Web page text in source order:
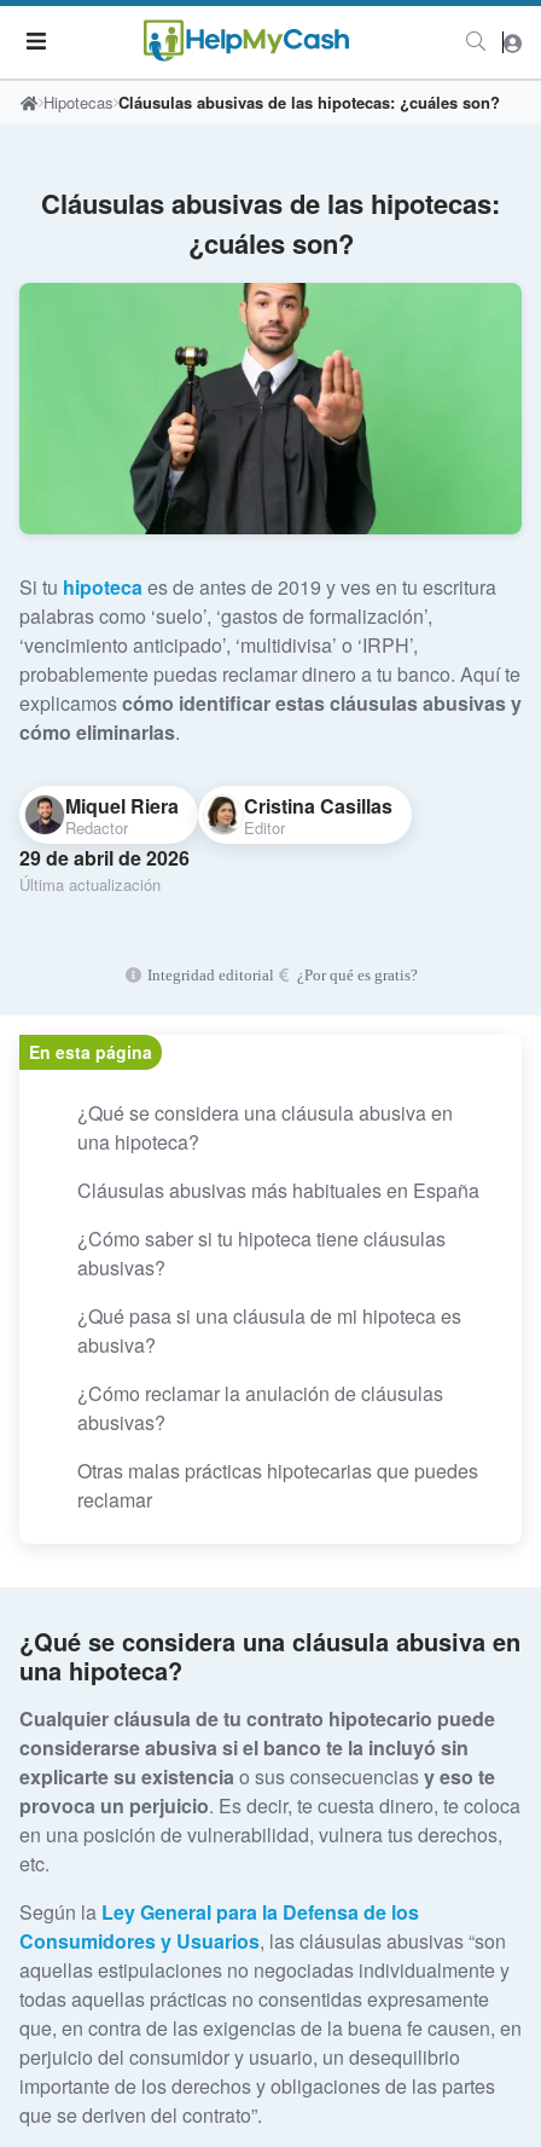
Hipotecas Cláusulas abusivas de las hipotecas: ¿cuáles son?
Cláusulas abusivas de las hipotecas:
¿cuáles son?
Si tu hipotecaes de antes de 2019 y ves en tu escritura
palabras como ‘suelo’, ‘gastos de formalización’,
‘vencimiento anticipado’, ‘multidivisa’ o ‘IRPH’,
probablemente puedas reclamar dinero a tu banco. Aquí te
explicamoscómo identificar estas cláusulas abusivas y
cómo eliminarlas.
Miquel Riera
Redactor
Cristina Casillas
Editor
29 de abril de 2026
Última actualización
Integridad editorial ¿Por qué es gratis?
En esta página
¿Qué se considera una cláusula abusiva en
una hipoteca?
Cláusulas abusivas más habituales en España
¿Cómo saber si tu hipoteca tiene cláusulas
abusivas?
¿Qué pasa si una cláusula de mi hipoteca es
abusiva?
¿Cómo reclamar la anulación de cláusulas
abusivas?
Otras malas prácticas hipotecarias que puedes
reclamar
¿Qué se considera una cláusula abusiva en
una hipoteca?
Cualquier cláusula de tu contrato hipotecario puede
considerarse abusiva si el banco te la incluyó sin
explicarte su existenciao sus consecuenciasy eso te
provoca un perjuicio. Es decir, te cuesta dinero, te coloca
en una posición de vulnerabilidad, vulnera tus derechos,
etc.
Según la Ley General para la Defensa de los
Consumidores y Usuarios, las cláusulas abusivas “son
aquellas estipulaciones no negociadas individualmente y
todas aquellas prácticas no consentidas expresamente
que, en contra de las exigencias de la buena fe causen, en
perjuicio del consumidor y usuario, un desequilibrio
importante de los derechos y obligaciones de las partes
que se deriven del contrato”.